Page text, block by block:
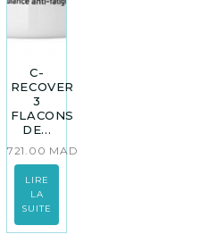
C-
RECOVER
3
FLACONS
DE...
721.00 MAD
LIRE
LA
SUITE